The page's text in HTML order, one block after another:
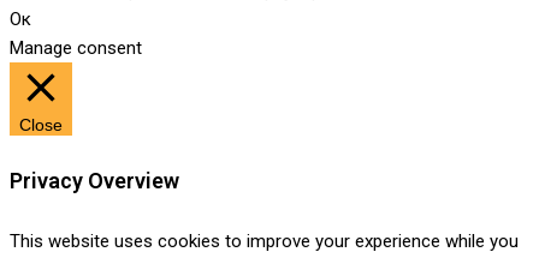
Ок
Manage consent
Close
Privacy Overview
This website uses cookies to improve your experience while you